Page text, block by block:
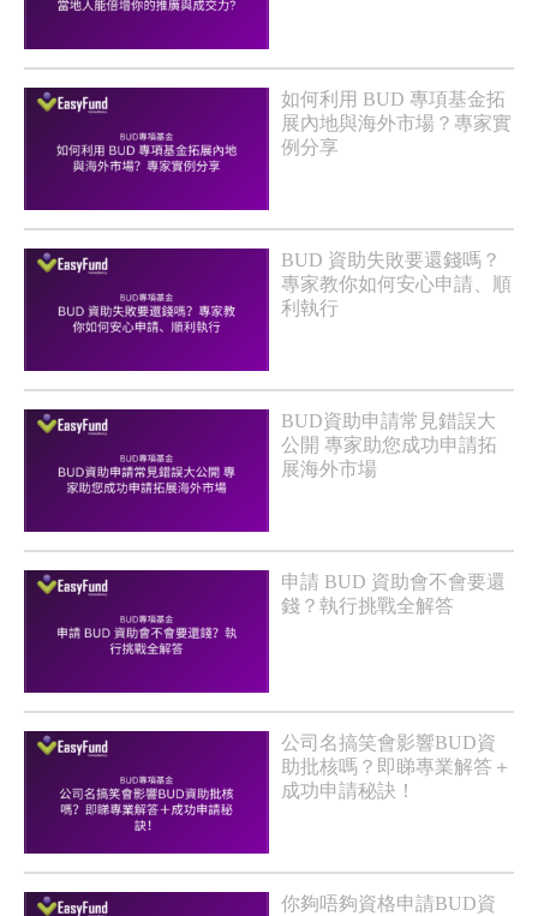
如何利用 BUD 專項基金拓
展內地與海外市場？專家實
例分享
BUD 資助失敗要還錢嗎？
專家教你如何安心申請、順
利執行
BUD資助申請常見錯誤大
公開 專家助您成功申請拓
展海外市場
申請 BUD 資助會不會要還
錢？執行挑戰全解答
公司名搞笑會影響BUD資
助批核嗎？即睇專業解答＋
成功申請秘訣！
你夠唔夠資格申請BUD資